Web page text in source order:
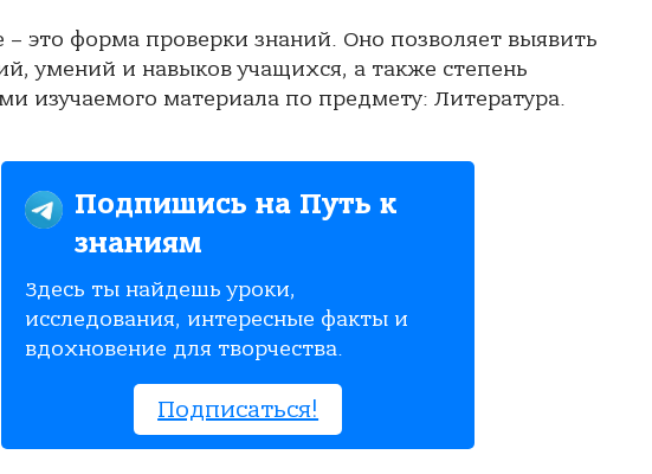
– это форма проверки знаний. Оно позволяет выявить
умений и навыков учащихся, а также степень
изучаемого материала по предмету: Литература.
Подпишись на Путь к
знаниям
Здесь ты найдешь уроки,
исследования, интересные факты и
вдохновение для творчества.
Подписаться!